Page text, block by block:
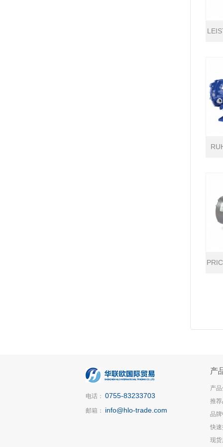
电话： 0755-83233703
邮箱： info@hlo-trade.com
产
产
推
品
快
现